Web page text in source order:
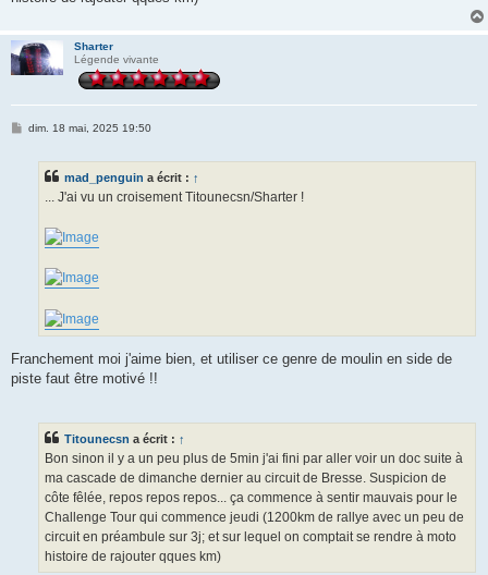
Sharter
Légende vivante
Mdim. 18 mai, 2025 19:50
mad_penguin a écrit : ↑
... J'ai vu un croisement Titounecsn/Sharter !
Franchement moi j'aime bien, et utiliser ce genre de moulin en side de
piste faut être motivé !!
Titounecsn a écrit : ↑
Bon sinon il y a un peu plus de 5min j'ai fini par aller voir un doc suite à
ma cascade de dimanche dernier au circuit de Bresse. Suspicion de
côte fêlée, repos repos repos... ça commence à sentir mauvais pour le
Challenge Tour qui commence jeudi (1200km de rallye avec un peu de
circuit en préambule sur 3j; et sur lequel on comptait se rendre à moto
histoire de rajouter qques km)